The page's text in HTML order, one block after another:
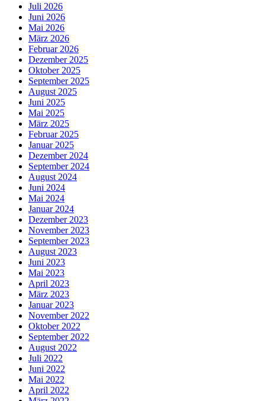
Juli 2026
Juni 2026
Mai 2026
März 2026
Februar 2026
Dezember 2025
Oktober 2025
September 2025
August 2025
Juni 2025
Mai 2025
März 2025
Februar 2025
Januar 2025
Dezember 2024
September 2024
August 2024
Juni 2024
Mai 2024
Januar 2024
Dezember 2023
November 2023
September 2023
August 2023
Juni 2023
Mai 2023
April 2023
März 2023
Januar 2023
November 2022
Oktober 2022
September 2022
August 2022
Juli 2022
Juni 2022
Mai 2022
April 2022